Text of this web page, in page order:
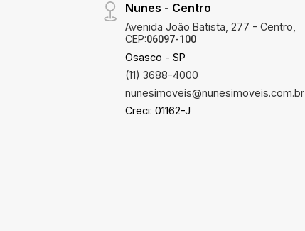
Nunes - Centro
Avenida João Batista, 277 - Centro,
CEP:06097-100
Osasco - SP
(11) 3688-4000
nunesimoveis@nunesimoveis.com.br
Creci: 01162-J